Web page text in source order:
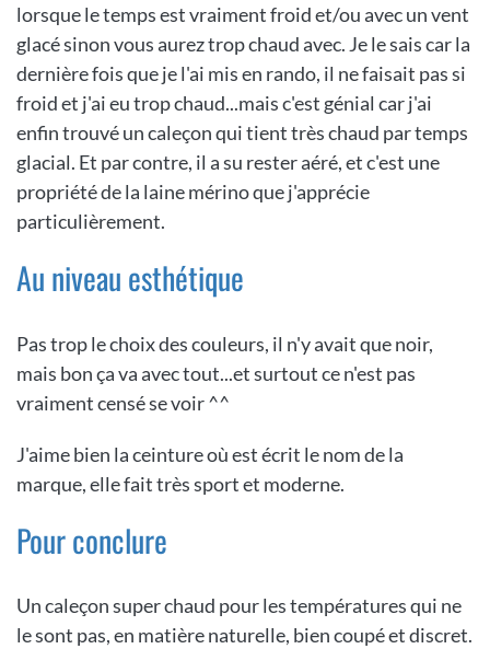
lorsque le temps est vraiment froid et/ou avec un vent
glacé sinon vous aurez trop chaud avec. Je le sais car la
dernière fois que je l'ai mis en rando, il ne faisait pas si
froid et j'ai eu trop chaud...mais c'est génial car j'ai
enfin trouvé un caleçon qui tient très chaud par temps
glacial. Et par contre, il a su rester aéré, et c'est une
propriété de la laine mérino que j'apprécie
particulièrement.
Au niveau esthétique
Pas trop le choix des couleurs, il n'y avait que noir,
mais bon ça va avec tout...et surtout ce n'est pas
vraiment censé se voir ^^
J'aime bien la ceinture où est écrit le nom de la
marque, elle fait très sport et moderne.
Pour conclure
Un caleçon super chaud pour les températures qui ne
le sont pas, en matière naturelle, bien coupé et discret.